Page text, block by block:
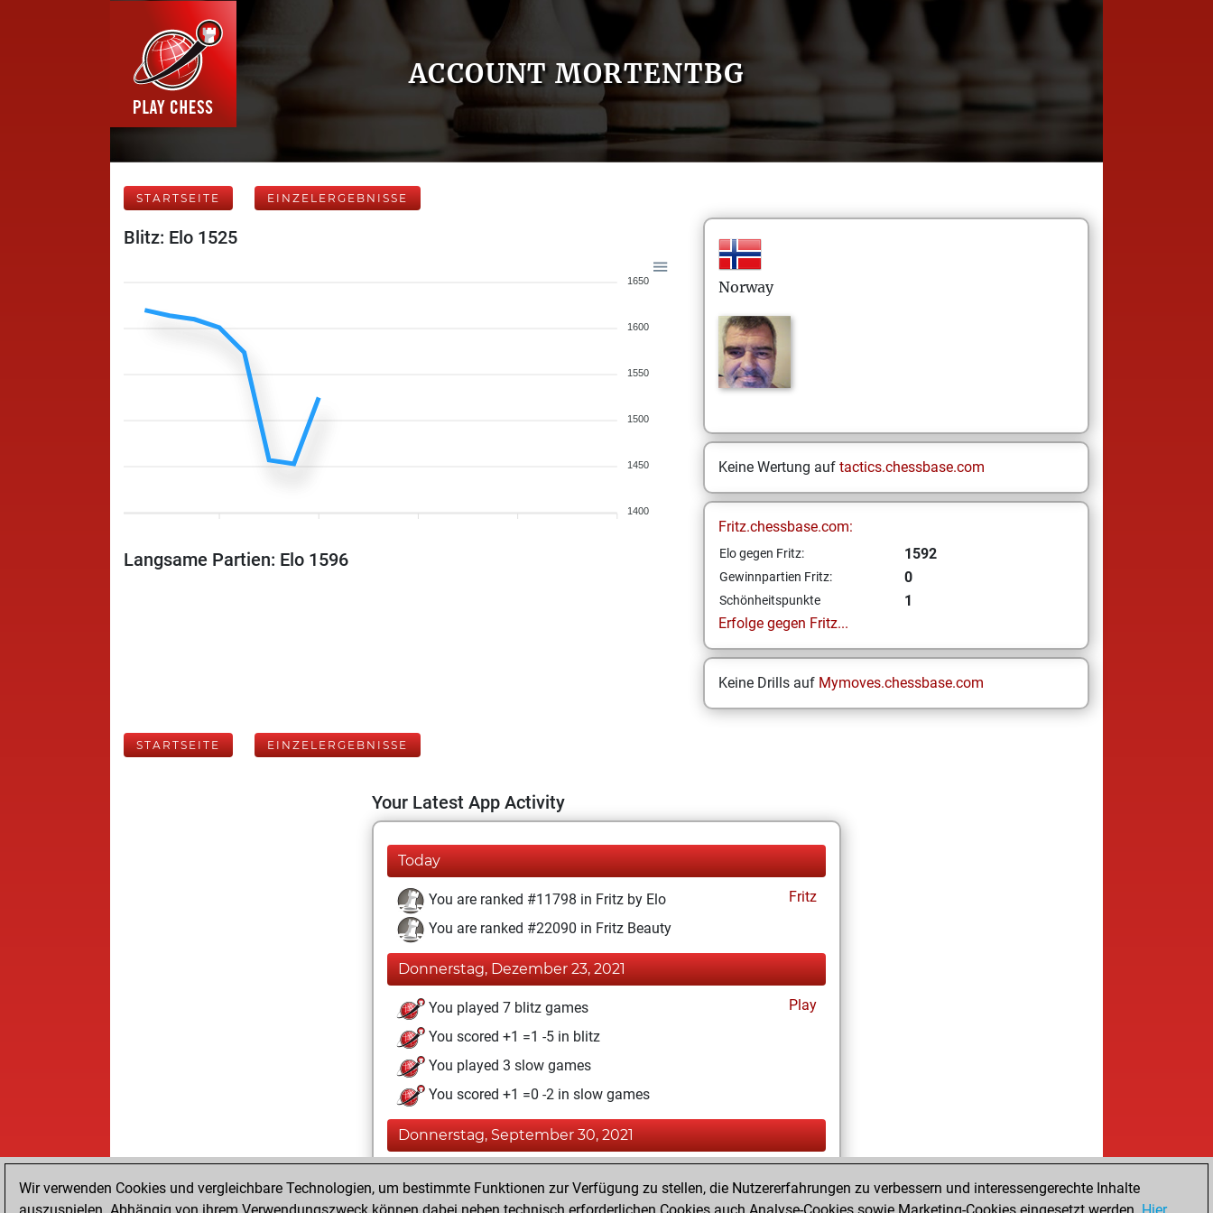
ACCOUNT MORTENTBG
STARTSEITE EINZELERGEBNISSE
Blitz: Elo 1525
1650
1600
1550
1500
1450
1400
Langsame Partien: Elo 1596
Norway
Keine Wertung auf tactics.chessbase.com
Fritz.chessbase.com:
Elo gegen Fritz: 1592
Gewinnpartien Fritz: 0
Schönheitspunkte
1
Erfolge gegen Fritz...
Keine Drills auf Mymoves.chessbase.com
STARTSEITE EINZELERGEBNISSE
Your Latest App Activity
Today
You are ranked #11798 in Fritz by Elo
Fritz
You are ranked #22090 in Fritz Beauty
Donnerstag, Dezember 23, 2021
You played 7 blitz games
Play
You scored +1 =1 -5 in blitz
You played 3 slow games
You scored +1 =0 -2 in slow games
Donnerstag, September 30, 2021
You achieved a new Elo of 1592
Wir verwenden Cookies und vergleichbare Technologien, um bestimmte Funktionen zur Verfügung zu stellen, die Nutzererfahrungen zu verbessern und interessengerechte Inhalte